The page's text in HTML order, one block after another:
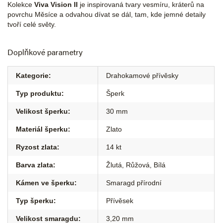
Kolekce Viva Vision II je inspirovaná tvary vesmíru, kráterů na
povrchu Měsíce a odvahou dívat se dál, tam, kde jemné detaily
tvoří celé světy.
Doplňkové parametry
Kategorie: Drahokamové přívěsky
Typ produktu: Šperk
Velikost šperku: 30 mm
Materiál šperku: Zlato
Ryzost zlata: 14 kt
Barva zlata: Žlutá Růžová Bílá
Kámen ve šperku: Smaragd přírodní
Typ šperku: Přívěsek
Velikost smaragdu: 3,20 mm